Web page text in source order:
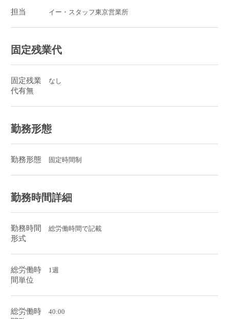
担当 イー・スタッフ東京営業所
固定残業代
固定残業
代有無
なし
勤務形態
勤務形態 固定時間制
勤務時間詳細
勤務時間
形式
総労働時間で記載
総労働時
間単位
1週
総労働時
40:00